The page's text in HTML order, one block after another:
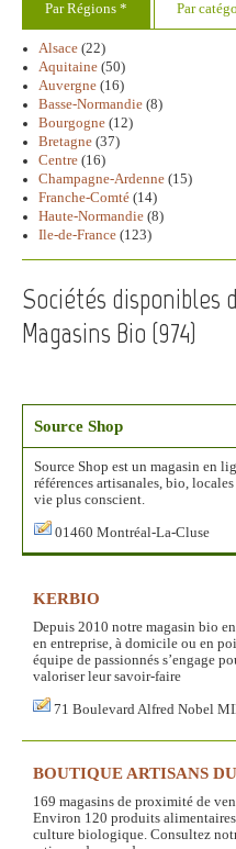
Par Régions * Par
Alsace (22)
Aquitaine (50)
Auvergne (16)
Basse-Normandie (8)
Bourgogne (12)
Bretagne (37)
Centre (16)
Champagne-Ardenne (15)
Franche-Comté (14)
Haute-Normandie (8)
Ile-de-France (123)
Sociétés disponibles
Magasins Bio (974)
Source Shop
Source Shop est un magasin en
références artisanales, bio,
vie plus conscient.
01460 Montréal-La-Cluse
KERBIO
Depuis 2010 notre magasin bio
en entreprise, à domicile ou en
équipe de passionnés s’engage
valoriser leur savoir-faire
71 Boulevard Alfred Nobel
BOUTIQUE ARTISANS
169 magasins de proximité de
Environ 120 produits
culture biologique. Consultez